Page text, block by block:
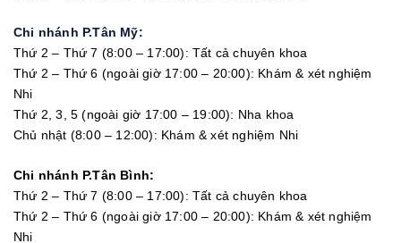
Chi nhánh P.Tân Mỹ:
Thứ 2 – Thứ 7 (8:00 – 17:00): Tất cả chuyên khoa
Thứ 2 – Thứ 6 (ngoài giờ 17:00 – 20:00): Khám & xét nghiệm
Nhi
Thứ 2, 3, 5 (ngoài giờ 17:00 – 19:00): Nha khoa
Chủ nhật (8:00 – 12:00): Khám & xét nghiệm Nhi
Chi nhánh P.Tân Bình:
Thứ 2 – Thứ 7 (8:00 – 17:00): Tất cả chuyên khoa
Thứ 2 – Thứ 6 (ngoài giờ 17:00 – 20:00): Khám & xét nghiệm
Nhi